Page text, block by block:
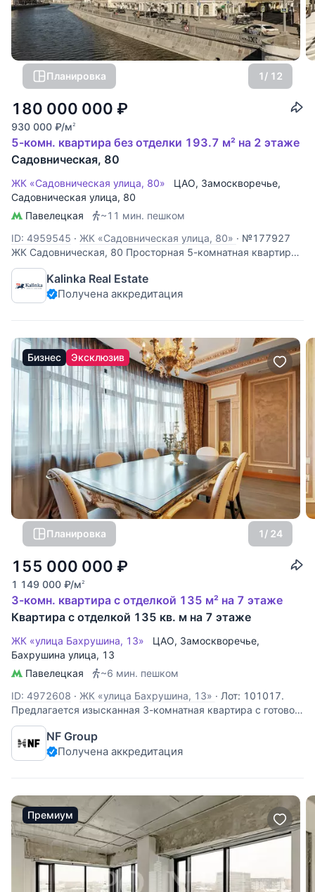
Планировка 1/ 12
180 000 000 ₽
930 000 ₽/м2
5-комн. квартира без отделки 193.7 м² на 2 этаже
Садовническая, 80
ЖК «Садовническая улица, 80» ЦАО, Замоскворечье,
Садовническая улица, 80
Павелецкая
~11 мин. пешком
ID: 4959545 · ЖК «Садовническая улица, 80» · №177927
ЖК Садовническая, 80 Просторная 5-комнатная квартира
площадью 193 кв.м находится в новом премиальном доме
по адресу: Садовническая набережная, 80. Здание
расположено между Садовнической улицей, набережной и
Kalinka Real Estate
Получена аккредитация
Бизнес Эксклюзив
Планировка 1 / 24
155 000 000 ₽
1 149 000 ₽/м2
3-комн. квартира с отделкой 135 м² на 7 этаже
Квартира с отделкой 135 кв. м на 7 этаже
ЖК «улица Бахрушина, 13» ЦАО, Замоскворечье,
Бахрушина улица, 13
Павелецкая
~6 мин. пешком
ID: 4972608 · ЖК «улица Бахрушина, 13» · Лот: 101017.
Предлагается изысканная 3-комнатная квартира с готовой
отделкой в престижном клубном доме «Бахрушина, 13»,
расположенном в сердце Замоскворечья. Интерьер
выполнен в классическом стиле с использованием дорогих
NF Group
Получена аккредитация
Премиум